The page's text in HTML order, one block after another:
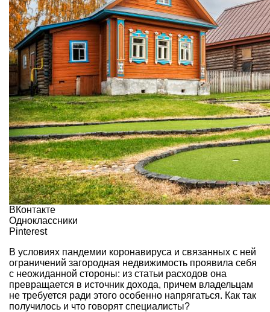
ВКонтакте
Одноклассники
Pinterest
В условиях пандемии коронавируса и связанных с ней
ограничений загородная недвижимость проявила себя
с неожиданной стороны: из статьи расходов она
превращается в источник дохода, причем владельцам
не требуется ради этого особенно напрягаться. Как так
получилось и что говорят специалисты?